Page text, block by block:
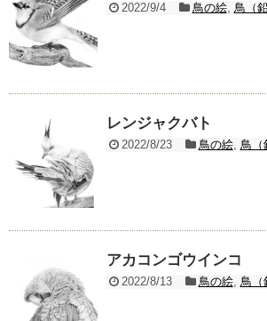
2022/9/4 鳥の絵, 鳥（鉛
レンジャクバト
2022/8/23 鳥の絵, 鳥（
アカコンゴウインコ
2022/8/13 鳥の絵, 鳥（